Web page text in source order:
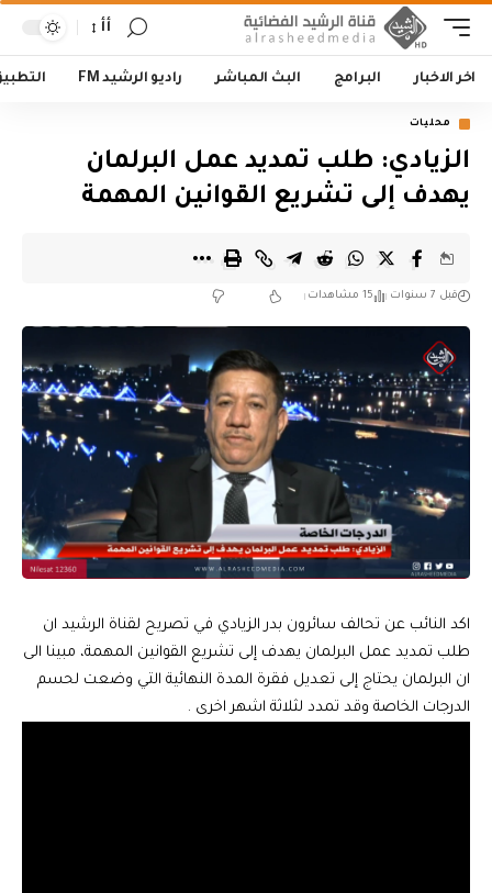
أأ
اخر الاخبار البرامج البث المباشر راديو الرشيد FM
محليات
الزيادي: طلب تمديد عمل البرلمان
يهدف إلى تشريع القوانين المهمة
قبل 7 سنوات 15 مشاهدات
اكد النائب عن تحالف سائرون بدر الزيادي في تصريح لقناة الرشيد ان
طلب تمديد عمل البرلمان يهدف إلى تشريع القوانين المهمة، مبينا الى
ان البرلمان يحتاج إلى تعديل فقرة المدة النهائية التي وضعت لحسم
الدرجات الخاصة وقد تمدد لثلاثة اشهر اخرى .